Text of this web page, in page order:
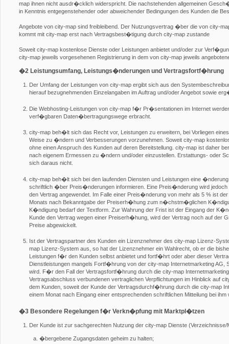
map ihnen nicht ausdr�cklich widerspricht. Die nachstehenden allgemeinen
in Kenntnis entgegenstehender oder abweichender Bedingungen des Kunden die
Angebote von city-map sind freibleibend. Der Nutzungsvertrag �ber die von city-
kommt mit city-map erst nach Vertragsbest�tigung durch city-map zustande
Soweit city-map kostenlose Dienste oder Leistungen anbietet und/oder zur
city-map jeweils vorgesehenen Registrierung in dem von city-map jeweils
�2 Leistungsumfang, Leistungs�nderungen und Vertragsfortf�hrung
Der Umfang der Leistungen von city-map ergibt sich aus den
hierauf bezugnehmenden Einzelangaben im Auftrag und/oder Angebot sowie
Die Webhosting-Leistungen von city-map f�r Pr�sentationen im Internet
verf�gbaren Daten�bertragungswege erbracht.
city-map beh�lt sich das Recht vor, Leistungen zu erweitern, bei Vorliegen
Weise zu �ndern und Verbesserungen vorzunehmen. Soweit city-map
ohne einen Anspruch des Kunden auf deren Bereitstellung. city-map ist daher
nach eigenem Ermessen zu �ndern und/oder einzustellen. Erstattungs- oder
sich daraus nicht.
city-map beh�lt sich bei den laufenden Diensten und Leistungen eine
schriftlich �ber Preis�nderungen informieren. Eine Preis�nderung wird jedoch
den Vertrag angewendet. Im Falle einer Preis�nderung von mehr als 5 % ist
Monats nach Bekanntgabe der Preiserh�hung zum n�chstm�glichen
K�ndigung bedarf der Textform. Zur Wahrung der Frist ist der Eingang der
Kunde den Vertrag wegen einer Preiserh�hung, wird der Vertrag noch auf der
Preise abgewickelt.
Ist der Vertragspartner des Kunden ein Lizenznehmer des city-map Lizenz-
map Lizenz-System aus, so hat der Lizenznehmer ein Wahlrecht, ob er die
Leistungen f�r den Kunden selbst anbietet und fortf�hrt oder aber dieser
Dienstleistungen mangels Fortf�hrung von der city-map Internetmarketing
wird. F�r den Fall der Vertragsfortf�hrung durch die city-map
Vertragsabschluss verbundenen vertraglichen Verpflichtungen im Hinblick auf
dem Kunden, soweit der Kunde der Vertragsdurchf�hrung durch die city-map
einem Monat nach Eingang einer entsprechenden schriftlichen Mitteilung bei ihm
�3 Besondere Regelungen f�r Verkn�pfung mit Marktpl�tzen
Der Kunde ist zur sachgerechten Nutzung der city-map Dienste
�bergebene Zugangsdaten geheim zu halten;